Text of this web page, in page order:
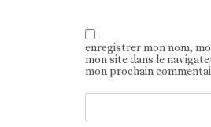
enregistrer mon nom,
mon site dans le
mon prochain